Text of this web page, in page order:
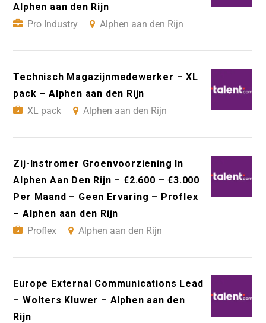
Alphen aan den Rijn
Pro Industry
Alphen aan den Rijn
Technisch Magazijnmedewerker – XL
pack – Alphen aan den Rijn
XL pack
Alphen aan den Rijn
Zij-Instromer Groenvoorziening In
Alphen Aan Den Rijn – €2.600 – €3.000
Per Maand – Geen Ervaring – Proflex
– Alphen aan den Rijn
Proflex
Alphen aan den Rijn
Europe External Communications Lead
– Wolters Kluwer – Alphen aan den
Rijn